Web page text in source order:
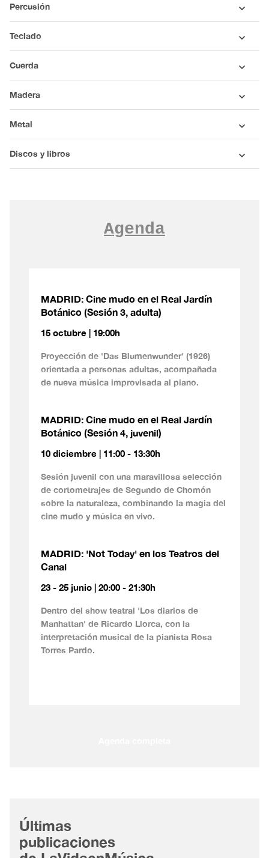
Percusión
Teclado
Cuerda
Madera
Metal
Discos y libros
Agenda
MADRID: Cine mudo en el Real Jardín
Botánico (Sesión 3, adulta)
15 octubre | 19:00h
Proyección de 'Das Blumenwunder' (1926)
orientada a personas adultas, acompañada
de nueva música improvisada al piano.
MADRID: Cine mudo en el Real Jardín
Botánico (Sesión 4, juvenil)
10 diciembre | 11:00 - 13:30h
Sesión juvenil con una maravillosa selección
de cortometrajes de Segundo de Chomón
sobre la naturaleza, combinando la magia del
cine mudo y música en vivo.
MADRID: 'Not Today' en los Teatros del
Canal
23 - 25 junio | 20:00 - 21:30h
Dentro del show teatral 'Los diarios de
Manhattan' de Ricardo Llorca, con la
interpretación musical de la pianista Rosa
Torres Pardo.
Últimas
publicaciones